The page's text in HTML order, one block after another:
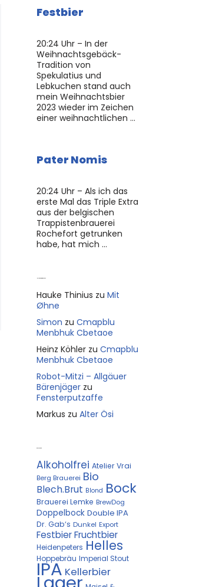
Festbier
20:24 Uhr – In der
Weihnachtsgebäck-
Tradition von
Spekulatius und
Lebkuchen stand auch
mein Weihnachtsbier
2023 wieder im Zeichen
einer weihnachtlichen …
Pater Nomis
20:24 Uhr – Als ich das
erste Mal das Triple Extra
aus der belgischen
Trappistenbrauerei
Rochefort getrunken
habe, hat mich …
Hauke Thinius zu Mit
Øhne
Simon zu Cmapblu
Menbhuk Cbetaoe
Heinz Köhler zu Cmapblu
Menbhuk Cbetaoe
Robot-Mitzi – Allgäuer
Bärenjäger zu
Fensterputzaffe
Markus zu Alter Ösi
Alkoholfrei Atelier Vrai
Berg Brauerei Bio
Blech.Brut Blond Bock
Brauerei Lemke BrewDog
Doppelbock Double IPA
Dr. Gab‘s Dunkel Export
FestbierFruchtbier
Heidenpeters Helles
Hoppebräu Imperial Stout
IPA Kellerbier